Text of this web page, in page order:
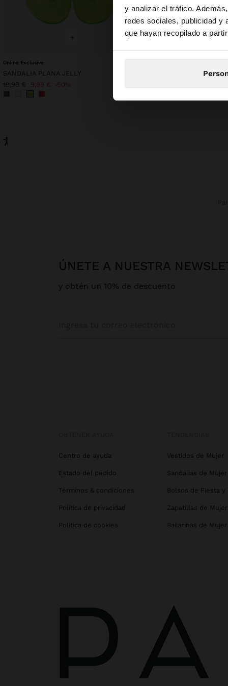
y analizar el tráfico.
redes sociales, publicidad y
que hayan recopilado a
Estás accediendo a
+
Online Exclusive
SANDALIA PLANA JELLY
19,99 € 9,99 € 50%
+
ÚNETE A NUESTRA
y obtén un 10% de descuento
Centro de ayuda
Estado del pedido
Términos & condiciones
Política de privacidad
Política de cookies
Vestidos de Mujer
Sandalias de Mujer
Bolsos de Fiesta y
Zapatillas de Mujer
Bailarinas de Mujer